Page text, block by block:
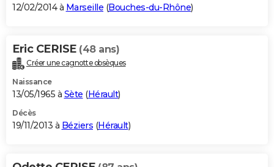
12/02/2014 à Marseille (Bouches-du-Rhône)
Eric CERISE (48 ans)
Créer une cagnotte obsèques
Naissance
13/05/1965 à Sète (Hérault)
Décès
19/11/2013 à Béziers (Hérault)